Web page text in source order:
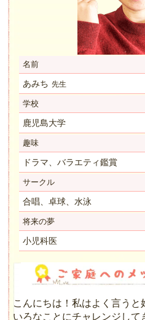
名前
あみち 先生
学校
鹿児島大学
趣味
ドラマ、バラエティ鑑賞
サークル
合唱、卓球、水泳
将来の夢
小児科医
こんにちは！私はよく言う
いろなことにチャレンジして